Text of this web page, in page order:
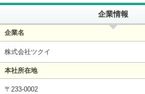
企業情報
企業名
株式会社ツクイ
本社所在地
〒233-0002